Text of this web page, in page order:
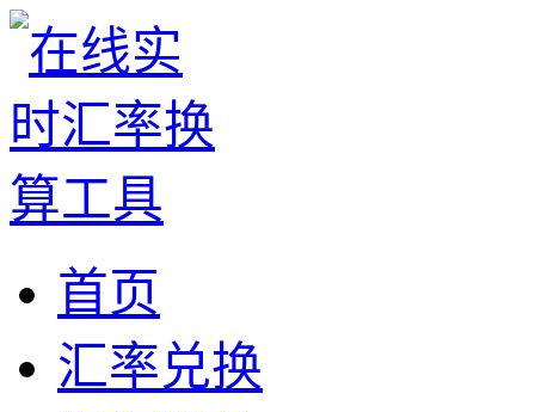
首页
汇率兑换